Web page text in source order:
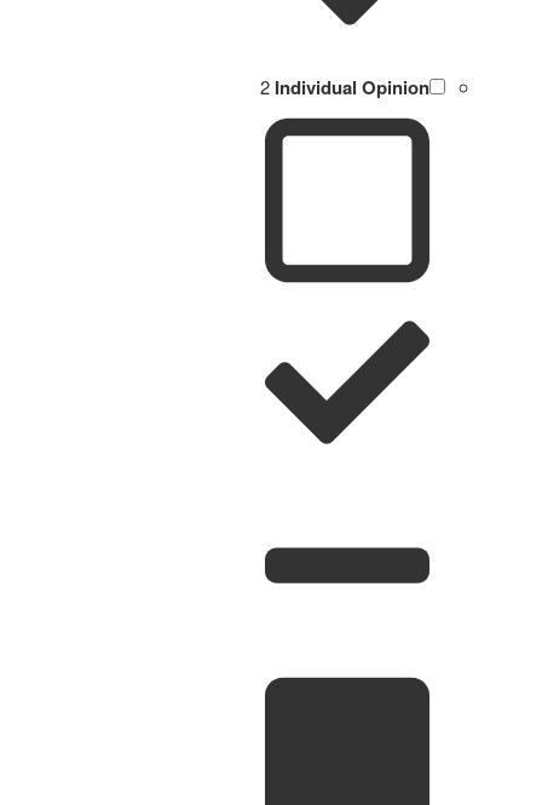
Individual Opinion
2